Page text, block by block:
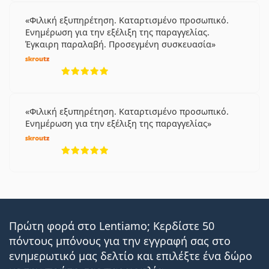
Οι Acuvue Oasys Max 1-Day Multifocal προορίζονται
για χρήστες που πάσχουν απόπρεσβυωπία. Οι
πολυεστιακοί φακοί, γνωστοί και ως πολυεστιακοί/
διεστιακοί ή προοδευτικοί φακοί, αποτελούν
παθήσεις που απαιτούν πολυεστιακούς φακούς
επαφής.
Όσους δεν θέλουν να φορούν γυαλιά ανάγνωσης ή
γυαλιά ποικίλης εστίασης.
Συχνές ερωτήσεις
Φιλική εξυπηρέτηση. Καταρτισμένο προσωπικό.
Ενημέρωση για την εξέλιξη της παραγγελίας.
Έγκαιρη παραλαβή. Προσεγμένη συσκευασία
Φιλική εξυπηρέτηση. Καταρτισμένο προσωπικό.
Ενημέρωση για την εξέλιξη της παραγγελίας
Πρώτη φορά στο Lentiamo; Κερδίστε 50
πόντους μπόνους για την εγγραφή σας στο
ενημερωτικό μας δελτίο και επιλέξτε ένα δώρο